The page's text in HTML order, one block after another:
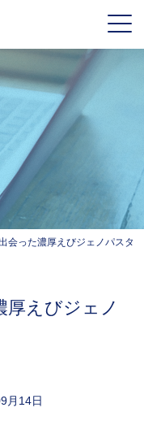
会った濃厚えびジェノパスタ
厚えびジェノ
月14日